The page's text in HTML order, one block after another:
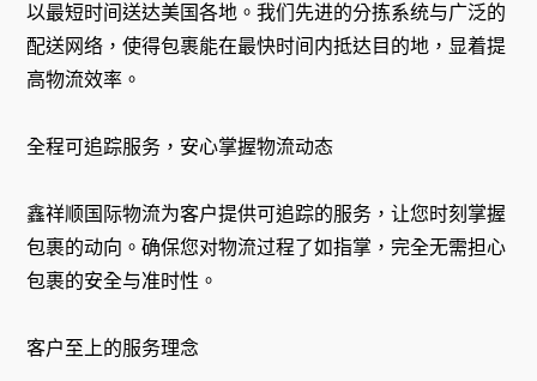
以最短时间送达美国各地。我们先进的分拣系统与广泛的
配送网络，使得包裹能在最快时间内抵达目的地，显着提
高物流效率。
全程可追踪服务，安心掌握物流动态
鑫祥顺国际物流为客户提供可追踪的服务，让您时刻掌握
包裹的动向。确保您对物流过程了如指掌，完全无需担心
包裹的安全与准时性。
客户至上的服务理念